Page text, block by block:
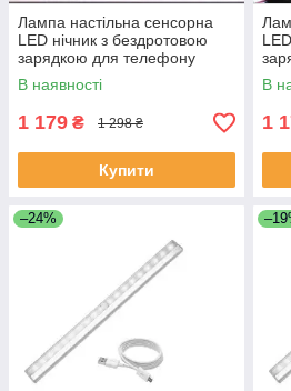
Лампа настільна сенсорна
LED нічник з бездротовою
зарядкою для телефону
годинника навушників BTJ-
T300
В наявності
1 179 ₴ 1 298 ₴
Купити
В
1
–24%